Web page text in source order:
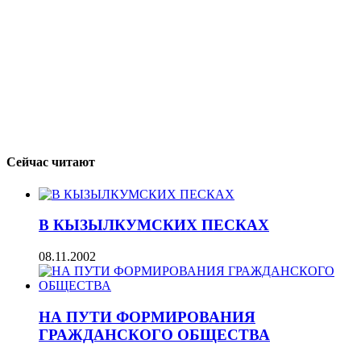
Сейчас читают
В КЫЗЫЛКУМСКИХ ПЕСКАХ
08.11.2002
НА ПУТИ ФОРМИРОВАНИЯ
ГРАЖДАНСКОГО ОБЩЕСТВА